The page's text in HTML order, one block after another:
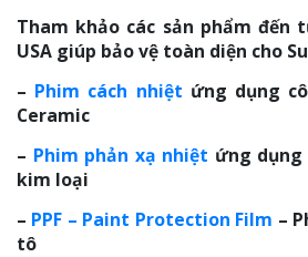
Tham khảo các sản phẩm đến
USA giúp bảo vệ toàn diện cho
– Phim cách nhiệt ứng dụng
Ceramic
– Phim phản xạ nhiệt ứng dụng
kim loại
– PPF – Paint Protection Film –
tô